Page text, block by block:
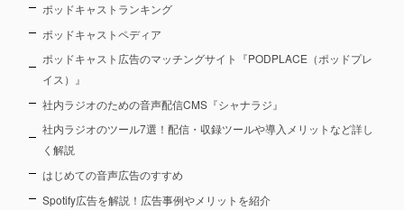
ポッドキャストランキング
ポッドキャストペディア
ポッドキャスト広告のマッチングサイト『PODPLACE（ポッドプレ
イス）』
社内ラジオのための音声配信CMS『シャナラジ』
社内ラジオのツール7選！配信・収録ツールや導入メリットなど詳し
く解説
はじめての音声広告のすすめ
Spotify広告を解説！広告事例やメリットを紹介